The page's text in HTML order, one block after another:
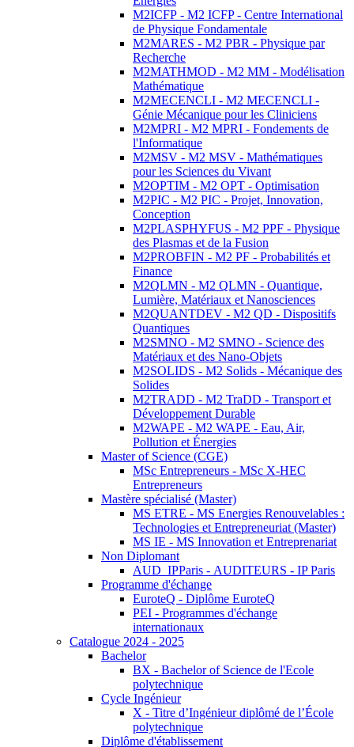
M2ICFP - M2 ICFP - Centre International
de Physique Fondamentale
M2MARES - M2 PBR - Physique par
Recherche
M2MATHMOD - M2 MM - Modélisation
Mathématique
M2MECENCLI - M2 MECENCLI -
Génie Mécanique pour les Cliniciens
M2MPRI - M2 MPRI - Fondements de
l'Informatique
M2MSV - M2 MSV - Mathématiques
pour les Sciences du Vivant
M2OPTIM - M2 OPT - Optimisation
M2PIC - M2 PIC - Projet, Innovation,
Conception
M2PLASPHYFUS - M2 PPF - Physique
des Plasmas et de la Fusion
M2PROBFIN - M2 PF - Probabilités et
Finance
M2QLMN - M2 QLMN - Quantique,
Lumière, Matériaux et Nanosciences
M2QUANTDEV - M2 QD - Dispositifs
Quantiques
M2SMNO - M2 SMNO - Science des
Matériaux et des Nano-Objets
M2SOLIDS - M2 Solids - Mécanique des
Solides
M2TRADD - M2 TraDD - Transport et
Développement Durable
M2WAPE - M2 WAPE - Eau, Air,
Pollution et Énergies
Master of Science (CGE)
MSc Entrepreneurs - MSc X-HEC
Entrepreneurs
Mastère spécialisé (Master)
MS ETRE - MS Energies Renouvelables :
Technologies et Entrepreneuriat (Master)
MS IE - MS Innovation et Entreprenariat
Non Diplomant
AUD_IPParis - AUDITEURS - IP Paris
Programme d'échange
EuroteQ - Diplôme EuroteQ
PEI - Programmes d'échange
internationaux
Catalogue 2024 - 2025
Bachelor
BX - Bachelor of Science de l'Ecole
polytechnique
Cycle Ingénieur
X - Titre d’Ingénieur diplômé de l’École
polytechnique
Diplôme d'établissement